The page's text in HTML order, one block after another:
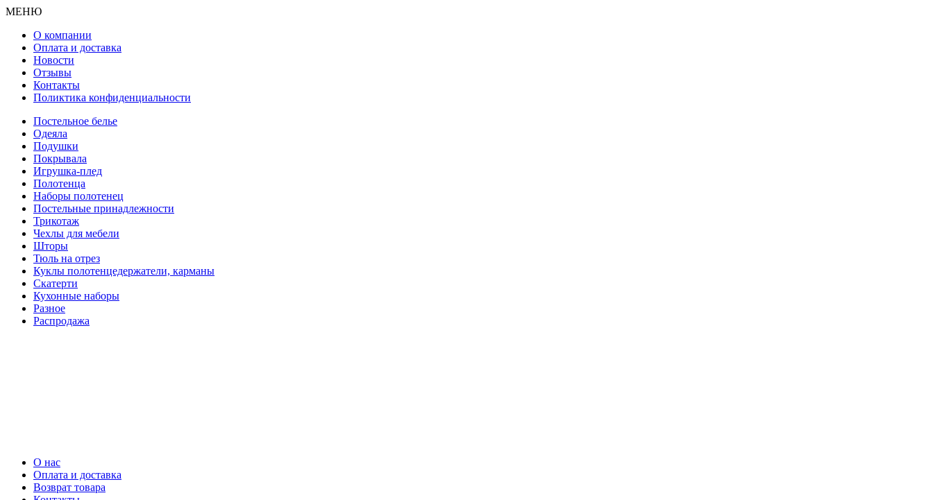
МЕНЮ
О компании
Оплата и доставка
Новости
Отзывы
Контакты
Поликтика конфиденциальности
Постельное белье
Одеяла
Подушки
Покрывала
Игрушка-плед
Полотенца
Наборы полотенец
Постельные принадлежности
Трикотаж
Чехлы для мебели
Шторы
Тюль на отрез
Куклы полотенцедержатели, карманы
Скатерти
Кухонные наборы
Разное
Распродажа
О нас
Оплата и доставка
Возврат товара